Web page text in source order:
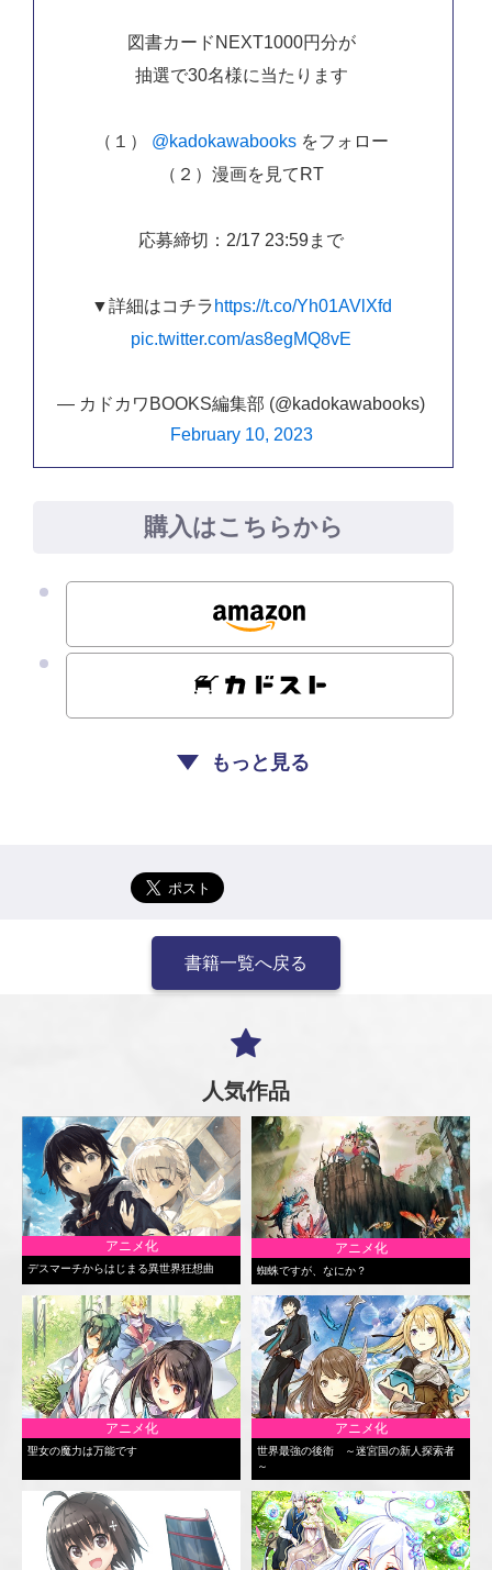
図書カードNEXT1000円分が
抽選で30名様に当たります
（１） @kadokawabooksをフォロー
（２）漫画を見てRT
応募締切：2/17 23:59まで
▼詳細はコチラ https://t.co/Yh01AVlXfd
pic.twitter.com/as8egMQ8vE
— カドカワBOOKS編集部 (@kadokawabooks)
February 10, 2023
購入はこちらから
もっと見る
書籍一覧へ戻る
人気作品
アニメ化
デスマーチからはじまる異世界狂想曲
アニメ化
蜘蛛ですが、なにか？
アニメ化
聖女の魔力は万能です
アニメ化
世界最強の後衛 ～迷宮国の新人探索者
～